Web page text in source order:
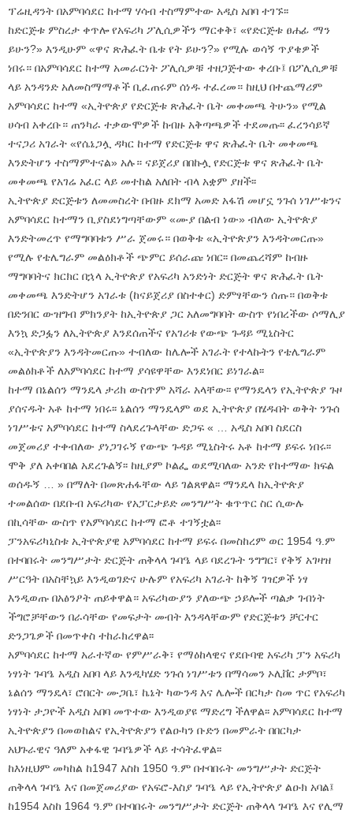
ፕሬዚዳንት በአምባሳደር ከተማ ሃሳብ ተስማምተው አዲስ አበባ ተገኙ፡፡
ከድርጅቱ ምስረታ ቀጥሎ የአፍሪካ ፖሊሲዎችን ማርቀቅ፣ «የድርጅቱ ፀሐፊ ማን
ይሁን?» እንዲሁም «ዋና ጽሕፈት ቤቱ የት ይሁን?» የሚሉ ወሳኝ ጥያቄዎች
ነበሩ። በአምባሳደር ከተማ አመራርነት ፖሊሲዎቹ ተዘጋጅተው ቀረቡ፤ በፖሊሲዎቹ
ላይ አንዳንድ አለመስማማቶች ቢፈጠሩም ሰነዱ ተፈረመ። ከዚህ በተጨማሪም
አምባሳደር ከተማ «ኢትዮጵያ የድርጅቱ ጽሕፈት ቤት መቀመጫ ትሁን» የሚል
ሀሳብ አቀረቡ። ጠንካራ ተቃውሞዎች ከብዙ አቅጣጫዎች ተደመጡ፡፡ ፈረንሳይኛ
ተናጋሪ አገራት «የሴኔጋሏ ዳካር ከተማ የድርጅቱ ዋና ጽሕፈት ቤት መቀመጫ
እንድትሆን ተስማምተናል» አሉ። ናይጀሪያ በበኩሏ የድርጅቱ ዋና ጽሕፈት ቤት
መቀመጫ የአገሬ አፈር ላይ መተከል አለበት ብላ አቋም ያዘች፡፡
ኢትዮጵያ ድርጅቱን ለመመስረት በብዙ ደክማ አመድ አፋሽ መሆኗ ንጉሰ ነገሥቱንና
አምባሳደር ከተማን ቢያስደነግጣቸውም «ሙያ በልብ ነው» ብለው ኢትዮጵያ
እንድትመረጥ የማግባባቱን ሥራ ጀመሩ። በወቅቱ «ኢትዮጵያን እንዳትመርጡ»
የሚሉ የቴሌግራም መልዕክቶች ጭምር ይሰራጩ ነበር፡፡ በመጨረሻም ከብዙ
ማግባባትና ክርክር በኋላ ኢትዮጵያ የአፍሪካ አንድነት ድርጅት ዋና ጽሕፈት ቤት
መቀመጫ እንድትሆን አገራቱ (ከናይጀሪያ በስተቀር) ድምፃቸውን ሰጡ። በወቅቱ
በድንበር ውዝግብ ምክንያት ከኢትዮጵያ ጋር አለመግባባት ውስጥ የነበረችው ሶማሊያ
እንኳ ድጋፏን ለኢትዮጵያ እንደሰጠችና የአገሪቱ የውጭ ጉዳይ ሚኒስትር
«ኢትዮጵያን እንዳትመርጡ» ተብለው ከሌሎች አገራት የተላኩትን የቴሌግራም
መልዕክቶች ለአምባሳደር ከተማ ያሳዩዋቸው እንደነበር ይነገራል፡፡
ከተማ በኔልሰን ማንዴላ ታሪክ ውስጥም አሻራ አላቸው፡፡ የማንዴላን የኢትዮጵያ ጉዞ
ያሰናዱት አቶ ከተማ ነበሩ፡፡ ኔልሰን ማንዴላም ወደ ኢትዮጵያ በሄዱበት ወቅት ንጉሰ
ነገሥቱና አምባሳደር ከተማ ስላደረጉላቸው ድጋፍ « … አዲስ አበባ ስደርስ
መጀመሪያ ተቀብለው ያነጋገሩኝ የውጭ ጉዳይ ሚኒስትሩ አቶ ከተማ ይፍሩ ነበሩ፡፡
ሞቅ ያለ አቀባበል አደረጉልኝ፡፡ ከዚያም ኮልፌ ወደሚባለው አንድ የከተማው ክፍል
ወሰዱኝ … » በማለት በመጽሐፋቸው ላይ ገልጸዋል፡፡ ማንዴላ ከኢትዮጵያ
ተመልሰው በደቡብ አፍሪካው የአፓርታይድ መንግሥት ቁጥጥር ስር ሲውሉ
በኪሳቸው ውስጥ የአምባሳደር ከተማ ፎቶ ተገኝቷል፡፡
ፓንአፍሪካኒስቱ ኢትዮጵያዊ አምባሳደር ከተማ ይፍሩ በመስከረም ወር 1954 ዓ.ም
በተባበሩት መንግሥታት ድርጅት ጠቅላላ ጉባዔ ላይ ባደረጉት ንግግር፣ የቅኝ አገዛዝ
ሥርዓት በአስቸኳይ እንዲወገድና ሁሉም የአፍሪካ አገራት ከቅኝ ገዢዎች ነፃ
እንዲወጡ በአፅንዖት ጠይቀዋል። አፍሪካውያን ያለውጭ ኃይሎች ጣልቃ ገብነት
ችግሮቻቸውን በራሳቸው የመፍታት መብት እንዳላቸውም የድርጅቱን ቻርተር
ድንጋጌዎች በመጥቀስ ተከራክረዋል፡፡
አምባሳደር ከተማ አራተኛው የምሥራቅ፣ የማዕከላዊና የደቡባዊ አፍሪካ ፓን አፍሪካ
ነፃነት ጉባዔ አዲስ አበባ ላይ እንዲካሄድ ንጉሰ ነገሥቱን በማሳመን ኦሊቨር ታምቦ፣
ኔልሰን ማንዴላ፣ ሮበርት ሙጋቤ፣ ኬኔት ካውንዳ እና ሌሎች በርካታ ስመ ጥር የአፍሪካ
ነፃነት ታጋዮች አዲስ አበባ መጥተው እንዲወያዩ ማድረግ ችለዋል፡፡ አምባሳደር ከተማ
ኢትዮጵያን በመወከልና የኢትዮጵያን የልዑካን ቡድን በመምራት በበርካታ
አህጉራዊና ዓለም አቀፋዊ ጉባዔዎች ላይ ተሳትፈዋል፡፡
ከእነዚህም መካከል ከ1947 እስከ 1950 ዓ.ም በተባበሩት መንግሥታት ድርጅት
ጠቅላላ ጉባዔ እና በመጀመሪያው የአፍሮ-እስያ ጉባዔ ላይ የኢትዮጵያ ልዑክ አባል፤
ከ1954 እስከ 1964 ዓ.ም በተባበሩት መንግሥታት ድርጅት ጠቅላላ ጉባዔ እና የሊማ